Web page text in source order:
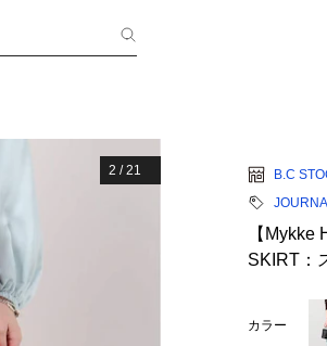
2 /21
B.C
【Mykke
SKIRT：
カラー